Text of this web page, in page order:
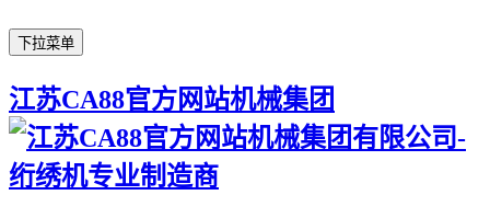
下拉菜单
江苏CA88官方网站机械集团